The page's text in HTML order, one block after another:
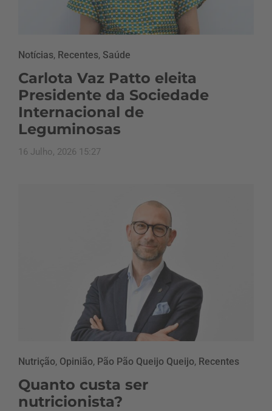
Notícias, Recentes, Saúde
Carlota Vaz Patto eleita
Presidente da Sociedade
Internacional de
Leguminosas
16 Julho, 2026 15:27
Nutrição, Opinião, Pão Pão Queijo Queijo, Recentes
Quanto custa ser
nutricionista?